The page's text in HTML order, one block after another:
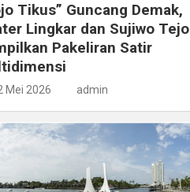
Tikus” Guncang Demak,
Lingkar dan Sujiwo Tejo
Pakeliran Satir
Mei 2026 admin